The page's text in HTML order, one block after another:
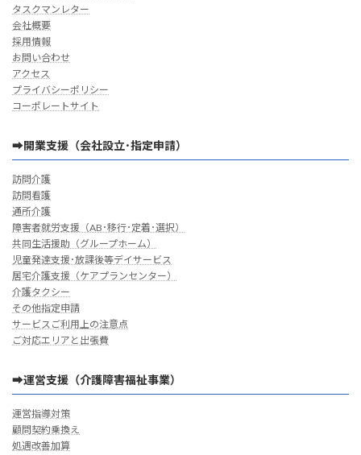
タスクマンレター
会社概要
採用情報
お問い合わせ
アクセス
プライバシーポリシー
コーポレートサイト
➡開業支援（会社設立･指定申請）
訪問介護
訪問看護
通所介護
障害者就労支援（AB･移行･定着･選択）
共同生活援助（グループホーム）
児童発達支援･放課後等デイサービス
居宅介護支援（ケアプランセンター）
介護タクシー
その他指定申請
サービスご利用上の注意点
ご対応エリアと出張費
➡運営支援（介護障害福祉事業）
運営指導対策
顧問契約乗換え
処遇改善加算